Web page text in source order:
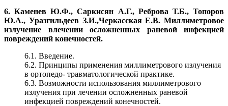
6. Каменев Ю.Ф., Саркисян А.Г., Реброва Т.Б., Топоров
Ю.А., Уразгильдеев З.И.,Черкасская Е.В. Миллиметровое
излучение влечении осложненных раневой инфекцией
повреждений конечностей.
6.1. Введение.
6.2. Принципы применения миллиметрового излучения
в ортопедо- травматологической практике.
6.3. Возможности использования миллиметрового
излучения при лечении осложненных раневой
инфекцией повреждений конечностей.